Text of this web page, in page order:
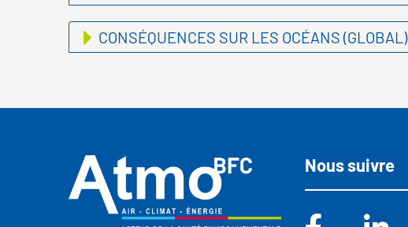
CONSÉQUENCES SUR LES OCÉANS (GLOBAL)
Nous suivre